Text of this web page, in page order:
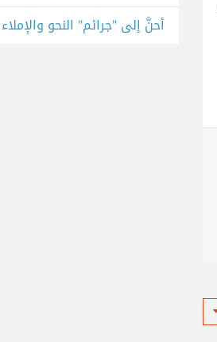
أحنُّ إلى "جرائم" النحو